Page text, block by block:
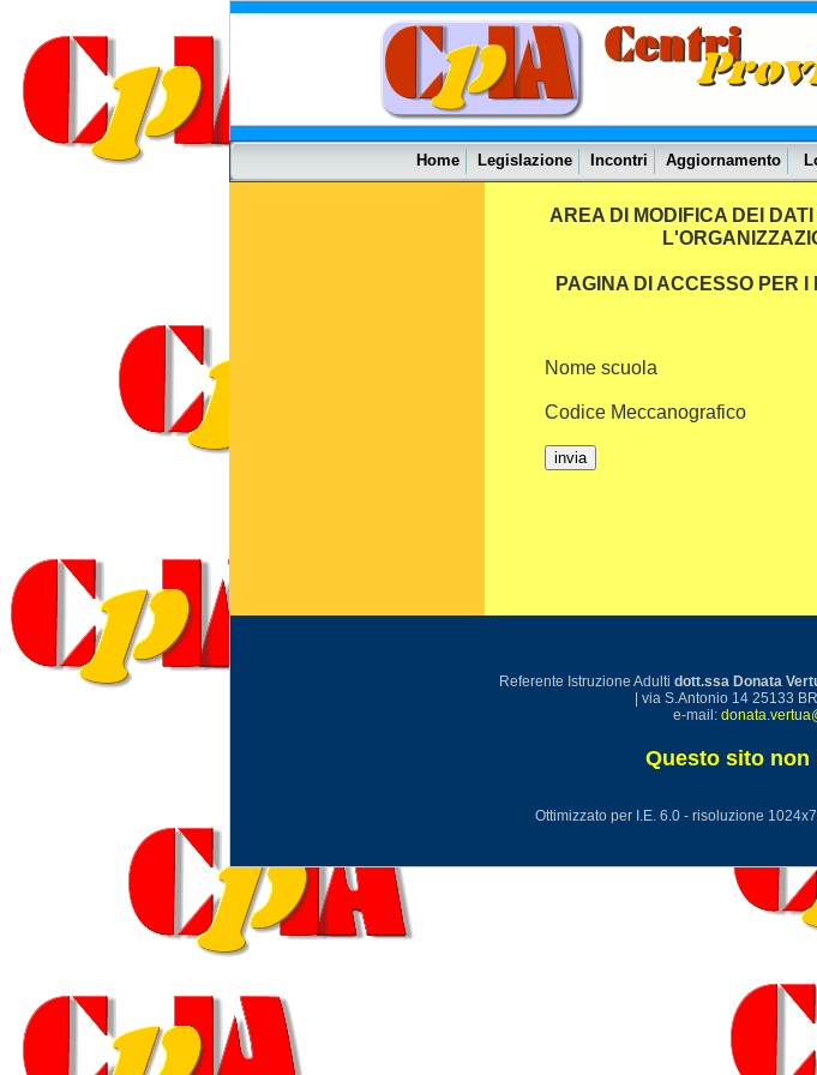
Home Legislazione Incontri Aggiornamento
AREA DI MODIFICA DEI
PAGINA DI ACCESSO PER
Nome scuola
Codice Meccanografico
Referente Istruzione Adulti dott.ssa Donata
| via S.Antonio 14 25133
e-mail:
Questo sito
Ottimizzato per I.E. 6.0 - risoluzione